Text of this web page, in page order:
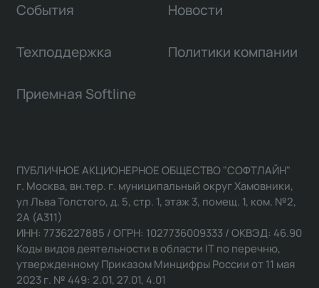
События Новости
Техподдержка Политики компании
Приемная Softline
ПУБЛИЧНОЕ АКЦИОНЕРНОЕ ОБЩЕСТВО "СОФТЛАЙН"
г. Москва, вн.тер. г. муниципальный округ Хамовники,
ул Льва Толстого, д. 5, стр. 1, этаж 3, помещ. 1, ком. №2,
2А (А311)
ИНН: 7736227885 / ОГРН: 1027736009333 / ОКВЭД: 46.90
Коды видов деятельности в области IT по перечню,
утвержденному Приказом Минцифры России от 11 мая
2023 г. № 449: 2.01, 27.01, 4.01